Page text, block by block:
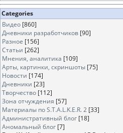
Categories
Видео [860]
Дневники разработчиков [90]
Разное [156]
Статьи [262]
Мнения, аналитика [109]
Арты, картинки, скриншоты [75]
Новости [174]
Дневники [23]
Творчество [112]
Зона отчуждения [57]
Материалы по S.T.A.L.K.E.R. 2 [33]
Административный блог [18]
Аномальный блог [7]